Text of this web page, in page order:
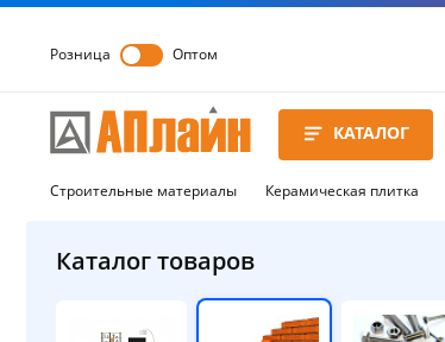
Розница Оптом
КАТАЛОГ
Строительные материалы Керамическая плитка
Каталог товаров